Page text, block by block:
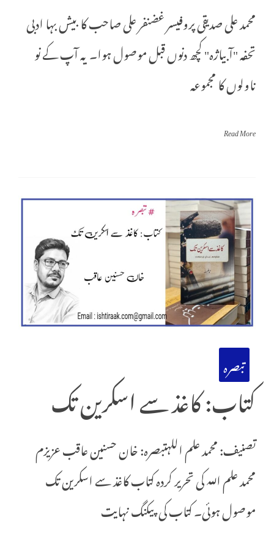
محمد علی صدیقی پروفیسر غضنفر علی صاحب کا بیش بہا ادبی
تحفہ "آبیاژہ" کچھ دنوں قبل موصول ہوا۔ یہ آپ کے نو
ناولوں کا مجموعہ
Read More
تبصرہ
کتاب: کاغذ سے اسکرین تک
تصنیف: محمد علم اللہتبصرہ: خان حسنین عاقب عزیزم
محمد علم اللہ کی تحریر کردہ کتاب کاغذ سے اسکرین تک
موصول ہوئی۔ کتاب کی پیکنگ نہایت